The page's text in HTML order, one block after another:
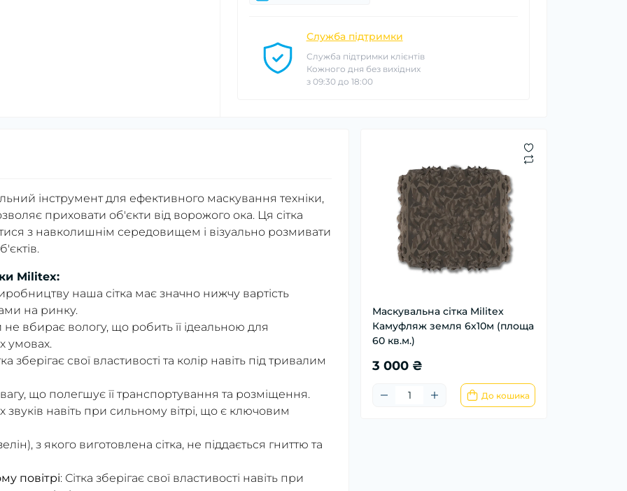
Служба підтримки
Служба підтримки клієнтів
Кожного дня без вихідних
з 09:30 до 18:00
Маскувальна сітка Militex
Камуфляж земля 6х10м (площа
60 кв.м.)
3 000 ₴
До кошика
інструмент для ефективного маскування техніки,
приховати об'єкти від ворожого ока. Ця сітка
з навколишнім середовищем і візуально розмивати
Militex:
наша сітка має значно нижчу вартість
на ринку.
не вбирає вологу, що робить її ідеальною для
умовах.
зберігає свої властивості та колір навіть під тривалим
що полегшує її транспортування та розміщення.
звуків навіть при сильному вітрі, що є ключовим
з якого виготовлена сітка, не піддається гниттю та
повітрі: Сітка зберігає свої властивості навіть при